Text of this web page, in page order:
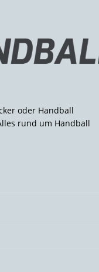
oder Handball
rund um Handball